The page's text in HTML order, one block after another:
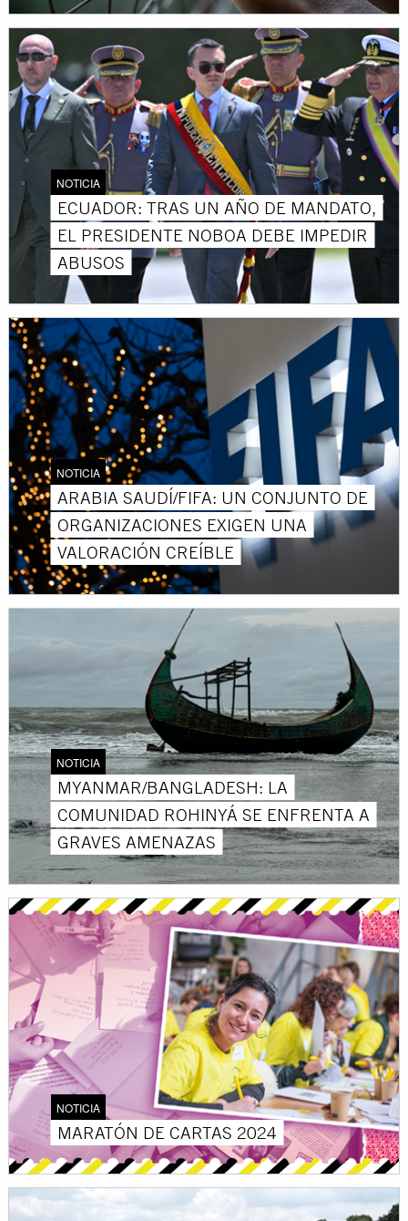
NOTICIA
ECUADOR: TRAS UN AÑO DE MANDATO,
EL PRESIDENTE NOBOA DEBE IMPEDIR
ABUSOS
NOTICIA
ARABIA SAUDÍ/FIFA: UN CONJUNTO DE
ORGANIZACIONES EXIGEN UNA
VALORACIÓN CREÍBLE
NOTICIA
MYANMAR/BANGLADESH: LA
COMUNIDAD ROHINYÁ SE ENFRENTA A
GRAVES AMENAZAS
NOTICIA
MARATÓN DE CARTAS 2024